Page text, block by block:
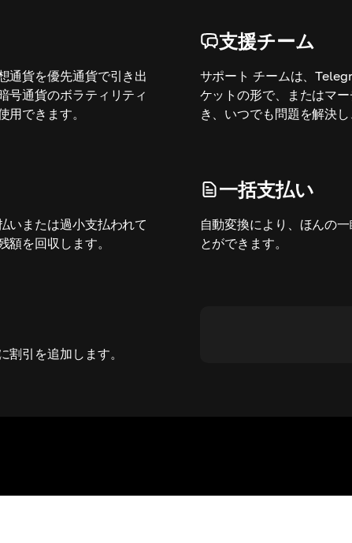
通貨を優先通貨で引き出
号通貨のボラティリティ
できます。
支援チーム
サポート チームは、
ケットの形で、またはマ
き、いつでも問題を解決
いまたは過小支払われて
を回収します。
一括支払い
自動変換により、ほんの
とができます。
引を追加します。